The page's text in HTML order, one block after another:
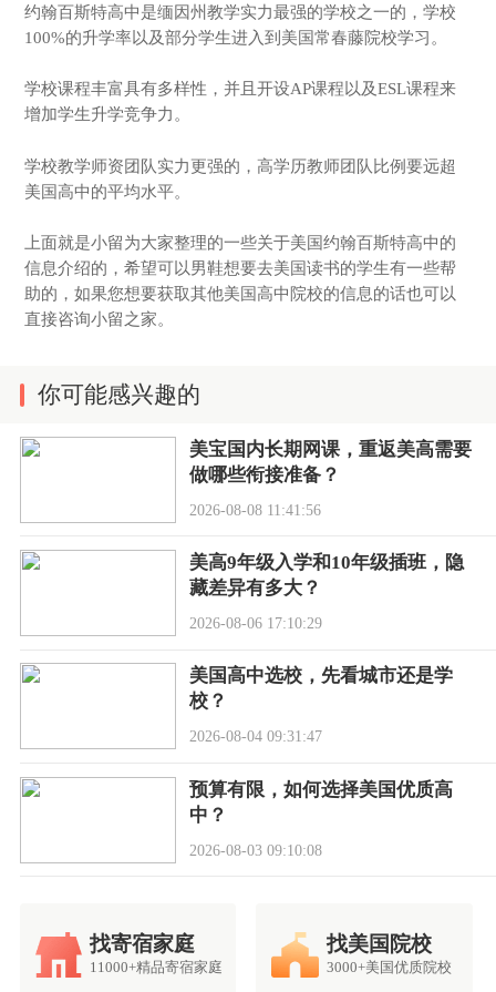
约翰百斯特高中是缅因州教学实力最强的学校之一的，学校
100%的升学率以及部分学生进入到美国常春藤院校学习。
学校课程丰富具有多样性，并且开设AP课程以及ESL课程来
增加学生升学竞争力。
学校教学师资团队实力更强的，高学历教师团队比例要远超
美国高中的平均水平。
上面就是小留为大家整理的一些关于美国约翰百斯特高中的
信息介绍的，希望可以男鞋想要去美国读书的学生有一些帮
助的，如果您想要获取其他美国高中院校的信息的话也可以
直接咨询小留之家。
你可能感兴趣的
美宝国内长期网课，重返美高需要
做哪些衔接准备？
2026-08-08 11:41:56
美高9年级入学和10年级插班，隐
藏差异有多大？
2026-08-06 17:10:29
美国高中选校，先看城市还是学
校？
2026-08-04 09:31:47
预算有限，如何选择美国优质高
中？
2026-08-03 09:10:08
找寄宿家庭
11000+精品寄宿家庭
找美国院校
3000+美国优质院校